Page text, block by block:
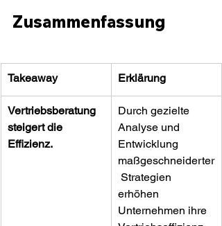
Zusammenfassung
Takeaway Erklärung
Vertriebsberatung
steigert die
Effizienz.
Durch gezielte
Analyse und
Entwicklung
maßgeschneiderter
Strategien
erhöhen
Unternehmen ihre